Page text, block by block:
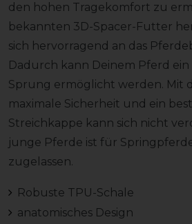
den hohen Tragekomfort zu
bekannten 3D-Spacer-Futter
sich hervorragend an das
Dadurch kann Deinem Pferd
Sprung ermöglicht werden. Mit
maximale Sicherheit und ein
Streichkappe kann sich nicht
junge Pferde ist für
zugelassen.
Robuste TPU-Schale
anatomisches Design